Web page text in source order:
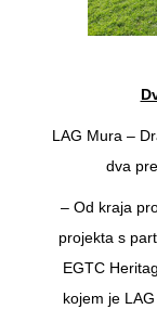
LAG Mura –
dva
– Od kraja
projekta s
EGTC
kojem je